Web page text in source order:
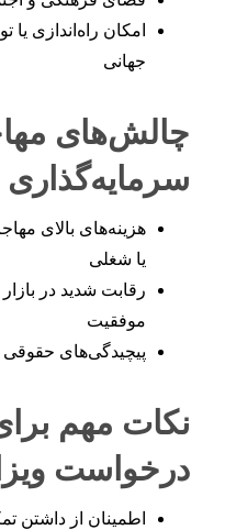
امکان راه‌اندازی
جهانی
چالش‌های
سرمایه‌گذاری
هزینه‌های بالای
یا شغلی
رقابت شدید در
موفقیت
پیچیدگی‌های حقوقی
نکات مهم
درخواست
اطمینان از داشتن